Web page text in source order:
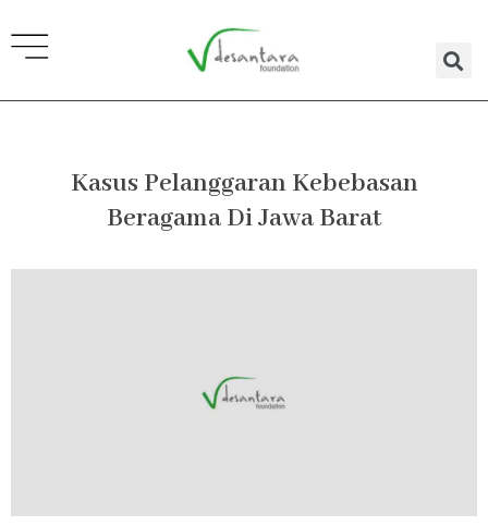
ke
konten
Kasus Pelanggaran Kebebasan
Beragama Di Jawa Barat